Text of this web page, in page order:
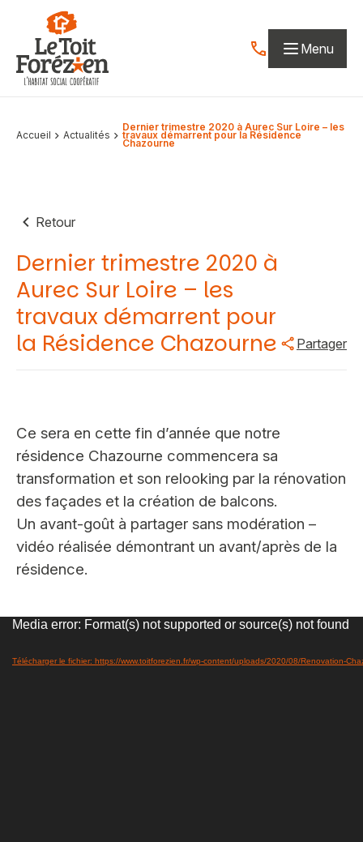
Aller au contenu
Contactez-nous
Menu
Accueil Actualités
Dernier trimestre 2020 à Aurec Sur Loire – les
travaux démarrent pour la Résidence
Chazourne
Retour
Dernier trimestre 2020 à
Aurec Sur Loire – les
travaux démarrent pour
la Résidence Chazourne
Partager
Ce sera en cette fin d’année que notre
résidence Chazourne commencera sa
transformation et son relooking par la rénovation
des façades et la création de balcons.
Un avant-goût à partager sans modération –
vidéo réalisée démontrant un avant/après de la
résidence.
Lecteur
Media error: Format(s) not supported or source(s) not found
Télécharger le fichier: https://www.toitforezien.fr/wp-content/uploads/2020/08/Renovation-